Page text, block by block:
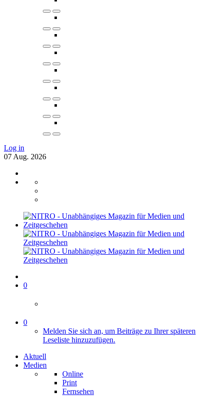
Log in
07 Aug. 2026
0
0
Melden Sie sich an, um Beiträge zu Ihrer späteren
Leseliste hinzuzufügen.
Aktuell
Medien
Online
Print
Fernsehen